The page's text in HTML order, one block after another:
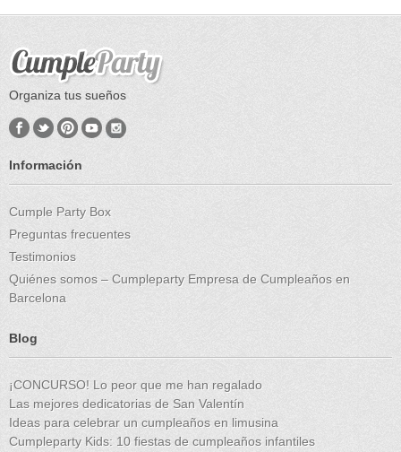
Organiza tus sueños
Información
Cumple Party Box
Preguntas frecuentes
Testimonios
Quiénes somos – Cumpleparty Empresa de Cumpleaños en
Barcelona
Blog
¡CONCURSO! Lo peor que me han regalado
Las mejores dedicatorias de San Valentín
Ideas para celebrar un cumpleaños en limusina
Cumpleparty Kids: 10 fiestas de cumpleaños infantiles